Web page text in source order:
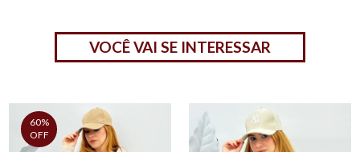
VOCÊ VAI SE INTERESSAR
60%
OFF